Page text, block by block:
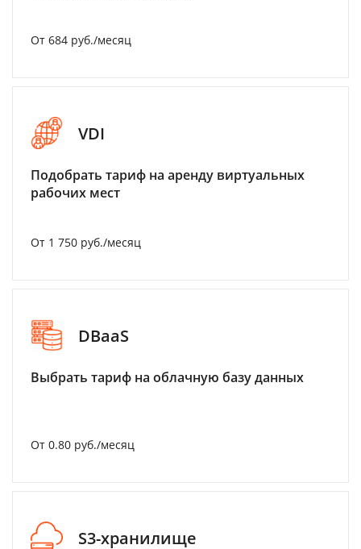
От 684 руб./месяц
VDI
Подобрать тариф на аренду виртуальных
рабочих мест
От 1 750 руб./месяц
DBaaS
Выбрать тариф на облачную базу данных
От 0.80 руб./месяц
S3-хранилище